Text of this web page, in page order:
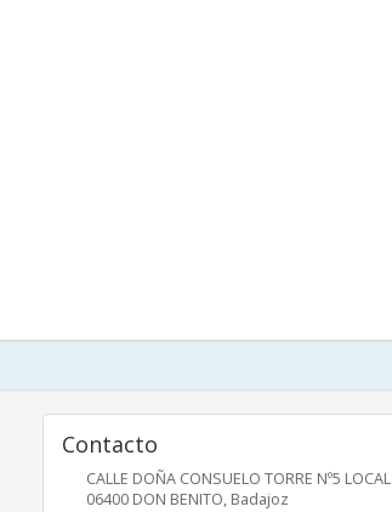
Contacto
CALLE DOÑA CONSUELO TORRE Nº5 LOCAL
06400 DON BENITO, Badajoz